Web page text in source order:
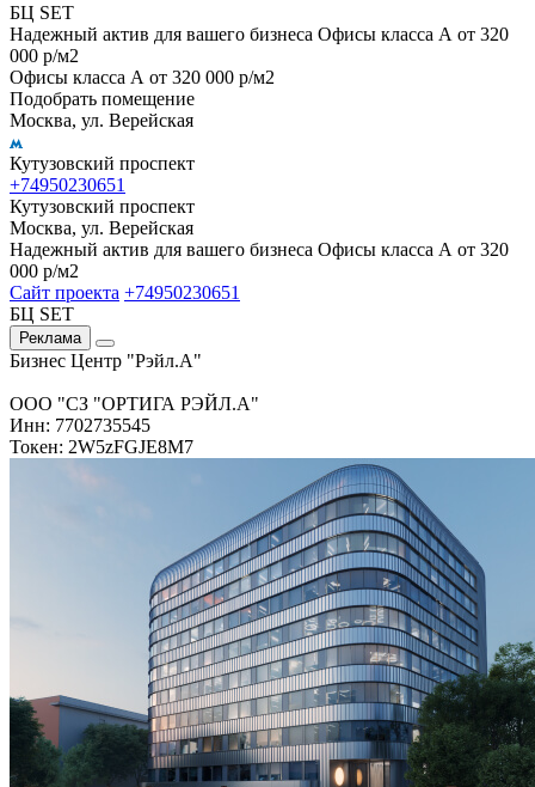
БЦ SET
Надежный актив для вашего бизнеса Офисы класса А от 320
000 р/м2
Офисы класса А от 320 000 р/м2
Подобрать помещение
Москва, ул. Верейская
Кутузовский проспект
+74950230651
Кутузовский проспект
Москва, ул. Верейская
Надежный актив для вашего бизнеса Офисы класса А от 320
000 р/м2
Сайт проекта +74950230651
БЦ SET
Реклама
Бизнес Центр "Рэйл.А"
ООО "СЗ "ОРТИГА РЭЙЛ.А"
Инн: 7702735545
Токен: 2W5zFGJE8M7